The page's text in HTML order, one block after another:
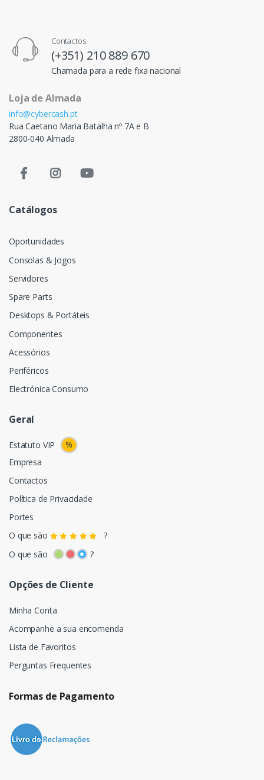
Contactos
(+351) 210 889 670
Chamada para a rede fixa nacional
Loja de Almada
info@cybercash.pt
Rua Caetano Maria Batalha nº 7A e B
2800-040 Almada
Catálogos
Oportunidades
Consolas & Jogos
Servidores
Spare Parts
Desktops & Portáteis
Componentes
Acessórios
Periféricos
Electrónica Consumo
Geral
Estatuto VIP
%
Empresa
Contactos
Política de Privacidade
Portes
O que são
?
O que são
?
Opções de Cliente
Minha Conta
Acompanhe a sua encomenda
Lista de Favoritos
Perguntas Frequentes
Formas de Pagamento